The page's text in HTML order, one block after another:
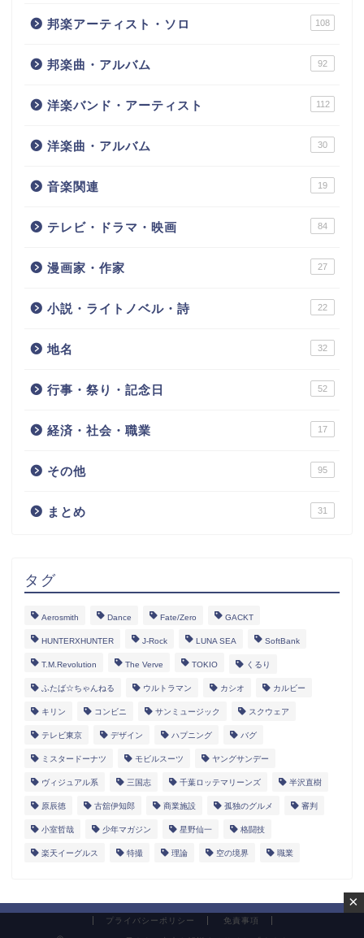
邦楽アーティスト・ソロ 108
邦楽曲・アルバム 92
洋楽バンド・アーティスト 112
洋楽曲・アルバム 30
音楽関連 19
テレビ・ドラマ・映画 84
漫画家・作家 27
小説・ライトノベル・詩 22
地名 32
行事・祭り・記念日 52
経済・社会・職業 17
その他 95
まとめ 31
タグ
Aerosmith Dance Fate/Zero GACKT
HUNTERXHUNTER J-Rock LUNA SEA SoftBank
T.M.Revolution The Verve TOKIO くるり
ふたば☆ちゃんねる ウルトラマン カシオ カルビー
キリン コンビニ サンミュージック スクウェア
テレビ東京 デザイン ハプニング バグ
ミスタードーナツ モビルスーツ ヤングサンデー
ヴィジュアル系 三国志 千葉ロッテマリーンズ 半沢直樹
原辰徳 古舘伊知郎 商業施設 孤独のグルメ 審判
小室哲哉 少年マガジン 星野仙一 格闘技
楽天イーグルス 特撮 理論 空の境界 職業
プライバシーポリシー 免責事項
×